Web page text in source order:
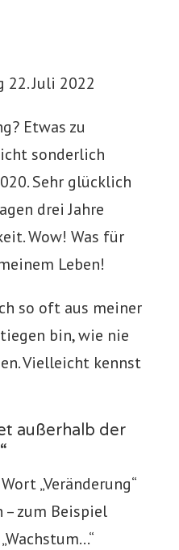
Juli 2022
Etwas zu
sonderlich
Sehr glücklich
drei Jahre
Wow! Was für
Leben!
so oft aus meiner
bin, wie nie
Vielleicht kennst
außerhalb der
„Veränderung“
– zum Beispiel